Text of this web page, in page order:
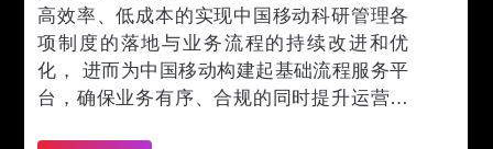
高效率、低成本的实现中国移动科研管理各
项制度的落地与业务流程的持续改进和优
化， 进而为中国移动构建起基础流程服务平
台，确保业务有序、合规的同时提升运营管